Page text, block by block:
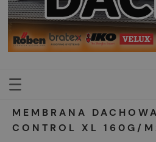
MEMBRANA
CONTROL XL 160G/